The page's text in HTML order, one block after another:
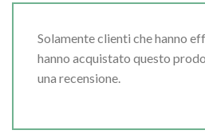
Solamente clienti che hanno
hanno acquistato questo
una recensione.